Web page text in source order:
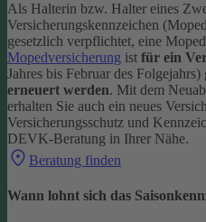
Als Halterin bzw. Halter eines
Versicherungskennzeichen
gesetzlich verpflichtet, eine
Mopedversicherung ist für ein
Jahres bis Februar des
erneuert werden. Mit dem
erhalten Sie auch ein neues
Versicherungsschutz und
DEVK-Beratung in Ihrer Nähe.
Beratung finden
Wann lohnt sich das